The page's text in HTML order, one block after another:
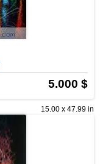
5.000 $
15.00 x 47.99 in